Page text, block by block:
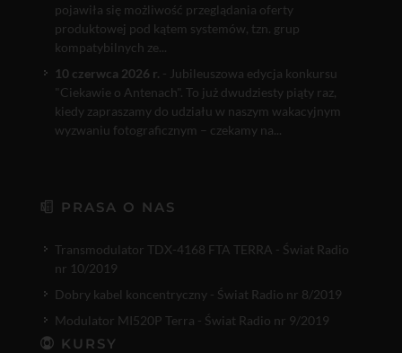
pojawiła się możliwość przeglądania oferty
produktowej pod kątem systemów, tzn. grup
kompatybilnych ze...
10 czerwca 2026 r. - Jubileuszowa edycja konkursu
"Ciekawie o Antenach". To już dwudziesty piąty raz,
kiedy zapraszamy do udziału w naszym wakacyjnym
wyzwaniu fotograficznym – czekamy na...
PRASA O NAS
Transmodulator TDX-4168 FTA TERRA - Świat Radio
nr 10/2019
Dobry kabel koncentryczny - Świat Radio nr 8/2019
Modulator MI520P Terra - Świat Radio nr 9/2019
KURSY